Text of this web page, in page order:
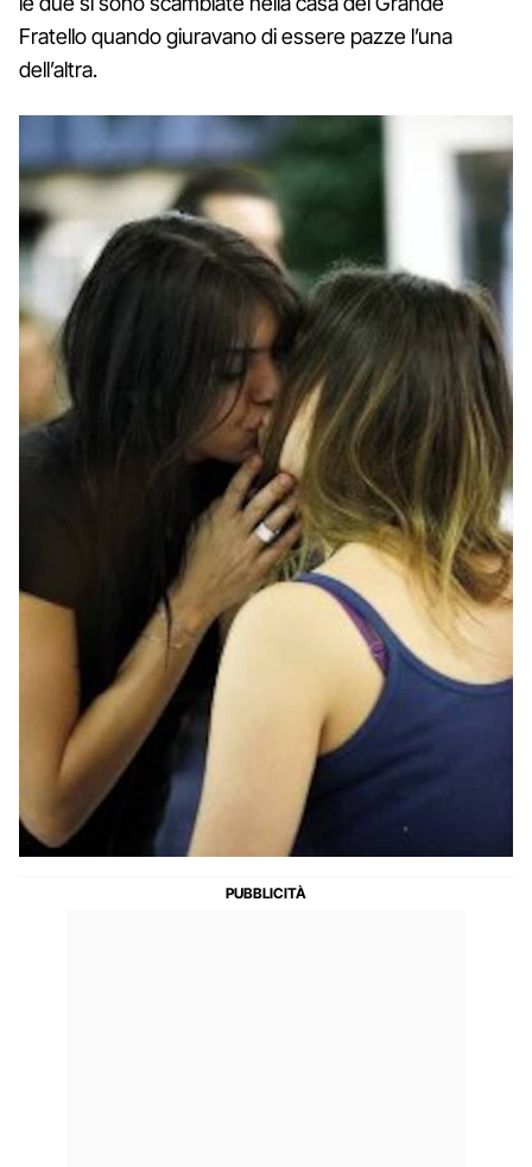
Fratello quando giuravano di essere pazze l’una
dell’altra.